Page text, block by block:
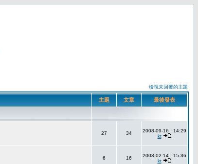
檢視未回覆的主題
主題 文章 最後發表
27 34
2008-09-16 , 14:29
kt
6 16
2008-02-14 , 15:36
kt